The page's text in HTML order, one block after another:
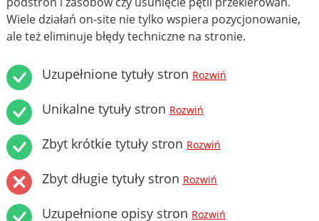
Wiele działań on-site nie tylko wspiera pozycjonowanie,
ale też eliminuje błędy techniczne na stronie.
Uzupełnione tytuły stron Rozwiń
Unikalne tytuły stron Rozwiń
Zbyt krótkie tytuły stron Rozwiń
Zbyt długie tytuły stron Rozwiń
Uzupełnione opisy stron Rozwiń